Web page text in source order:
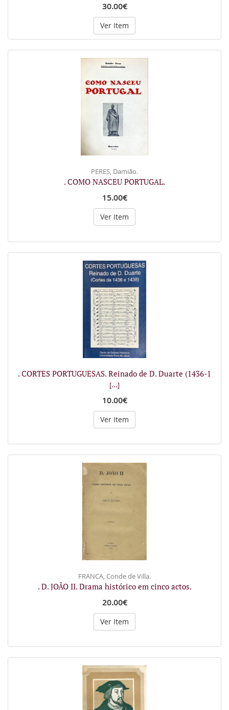
30.00€
Ver Item
PERES, Damião.
. COMO NASCEU PORTUGAL.
15.00€
Ver Item
. CORTES PORTUGUESAS. Reinado de D. Duarte (1436-1
[...]
10.00€
Ver Item
FRANCA, Conde de Villa.
. D. JOÃO II. Drama histórico em cinco actos.
20.00€
Ver Item